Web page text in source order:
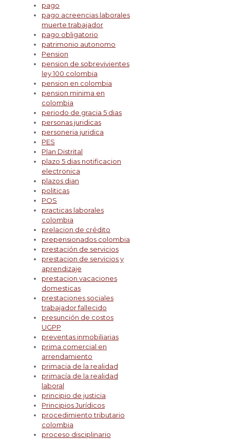
pago
pago acreencias laborales
muerte trabajador
pago obligatorio
patrimonio autonomo
Pension
pension de sobrevivientes
ley 100 colombia
pension en colombia
pension minima en
colombia
periodo de gracia 5 dias
personas juridicas
personeria juridica
PES
Plan Distrital
plazo 5 dias notificacion
electronica
plazos dian
politicas
POS
practicas laborales
colombia
prelacion de crédito
prepensionados colombia
prestación de servicios
prestacion de servicios y
aprendizaje
prestacion vacaciones
domesticas
prestaciones sociales
trabajador fallecido
presunción de costos
UGPP
preventas inmobiliarias
prima comercial en
arrendamiento
primacia de la realidad
primacía de la realidad
laboral
principio de justicia
Principios Jurídicos
procedimiento tributario
colombia
proceso disciplinario